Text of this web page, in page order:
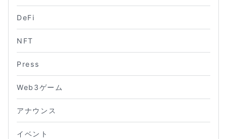
DeFi
NFT
Press
Web3ゲーム
アナウンス
イベント